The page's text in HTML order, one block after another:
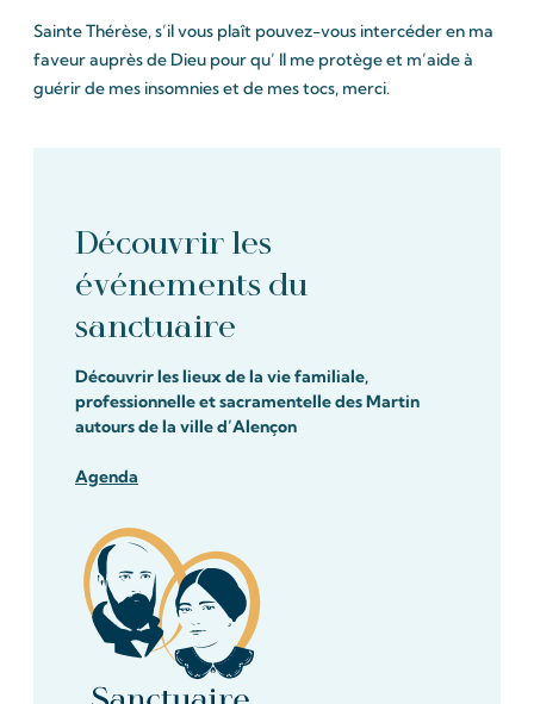
Sainte Thérèse, s’il vous plaît pouvez-vous intercéder en ma
faveur auprès de Dieu pour qu’ Il me protège et m’aide à
guérir de mes insomnies et de mes tocs, merci.
Découvrir les
événements du
sanctuaire
Découvrir les lieux de la vie familiale,
professionnelle et sacramentelle des Martin
autours de la ville d’Alençon
Agenda